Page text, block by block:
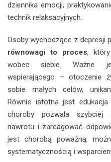
dziennika emocji,
technik relaksacyjnych.
Osoby wychodzące z depresji
równowagi to proces,
wobec siebie. Ważne
wspierającego – otoczenie
sobie małych celów,
Równie istotna jest
choroby pozwala szybciej
nawrotu i zareagować
jest chorobą poważną,
systematycznością i